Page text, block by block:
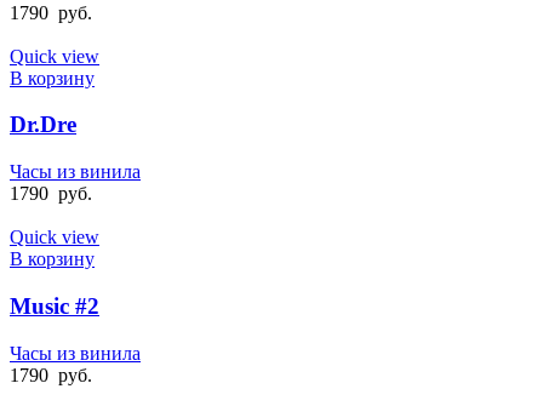
1790 руб.
Quick view
В корзину
Dr.Dre
Часы из винила
1790 руб.
Quick view
В корзину
Music #2
Часы из винила
1790 руб.